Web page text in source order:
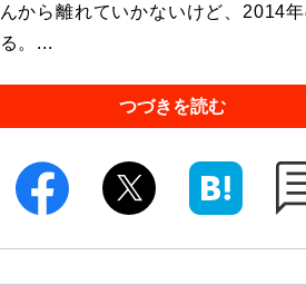
から離れていかないけど、2014
。...
つづきを読む